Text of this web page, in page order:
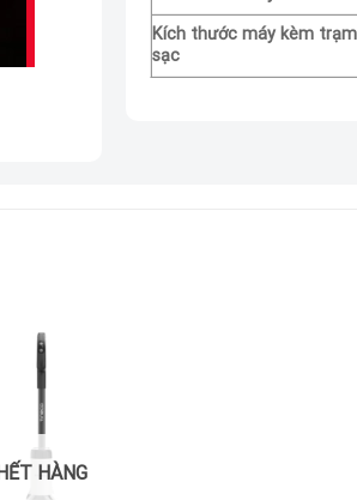
Kích thước máy kèm trạm
sạc
HÀNG